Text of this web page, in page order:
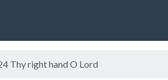
Thy right hand O Lord